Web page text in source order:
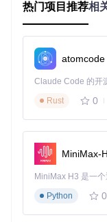
窗口
修复
解决窗
问题
解锁
实施指南：四
确认魔兽争霸III
记录显示器分辨
评估电脑硬件配
第二步：安装方式
热门项目推荐相
atomcode
Rust
0
MiniMax-
Python
0